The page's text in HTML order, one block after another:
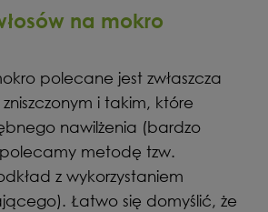
na mokro
polecane jest zwłaszcza
i takim, które
nawilżenia (bardzo
metodę tzw.
z wykorzystaniem
Łatwo się domyślić, że